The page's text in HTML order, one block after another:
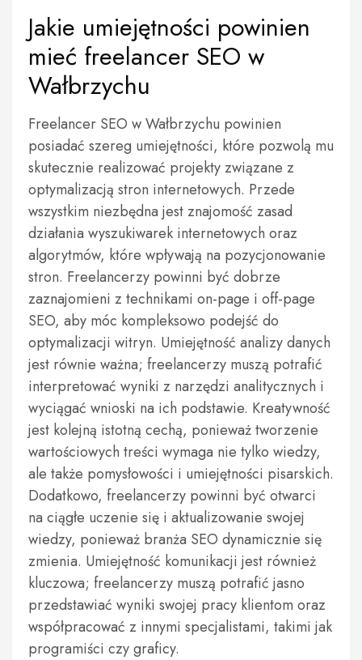
Jakie umiejętności powinien
mieć freelancer SEO w
Wałbrzychu
Freelancer SEO w Wałbrzychu powinien
posiadać szereg umiejętności, które pozwolą mu
skutecznie realizować projekty związane z
optymalizacją stron internetowych. Przede
wszystkim niezbędna jest znajomość zasad
działania wyszukiwarek internetowych oraz
algorytmów, które wpływają na pozycjonowanie
stron. Freelancerzy powinni być dobrze
zaznajomieni z technikami on-page i off-page
SEO, aby móc kompleksowo podejść do
optymalizacji witryn. Umiejętność analizy danych
jest równie ważna; freelancerzy muszą potrafić
interpretować wyniki z narzędzi analitycznych i
wyciągać wnioski na ich podstawie. Kreatywność
jest kolejną istotną cechą, ponieważ tworzenie
wartościowych treści wymaga nie tylko wiedzy,
ale także pomysłowości i umiejętności pisarskich.
Dodatkowo, freelancerzy powinni być otwarci
na ciągłe uczenie się i aktualizowanie swojej
wiedzy, ponieważ branża SEO dynamicznie się
zmienia. Umiejętność komunikacji jest również
kluczowa; freelancerzy muszą potrafić jasno
przedstawiać wyniki swojej pracy klientom oraz
współpracować z innymi specjalistami, takimi jak
programiści czy graficy.